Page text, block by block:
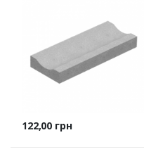
Ціна
122,00 грн